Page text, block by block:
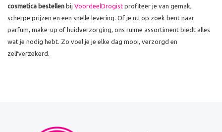
cosmetica bestellen bij VoordeelDrogist profiteer je van gemak,
scherpe prijzen en een snelle levering. Of je nu op zoek bent naar
parfum, make-up of huidverzorging, ons ruime assortiment biedt alles
wat je nodig hebt. Zo voel je je elke dag mooi, verzorgd en
zelfverzekerd.